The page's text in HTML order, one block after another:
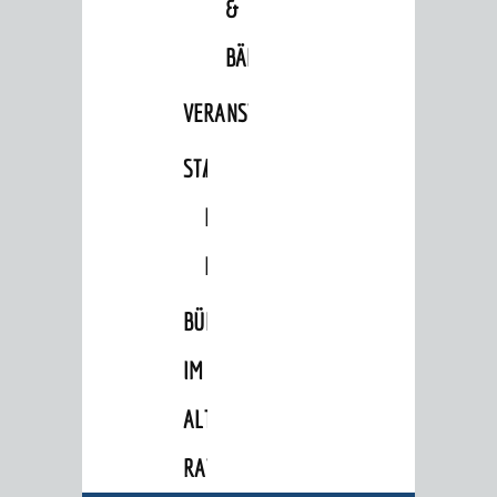
&
BÄDER
VERANSTALTUNGSRÄUME
STADTHALLE
ROLF-
ENGELBRECHT-
HAUS
BÜRGERSAAL
IM
ALTEN
RATHAUS
Bahnverkehr
Busverkehr
Radfahren
Verkehrsplanung
STADTPLAN / GEOPORTAL